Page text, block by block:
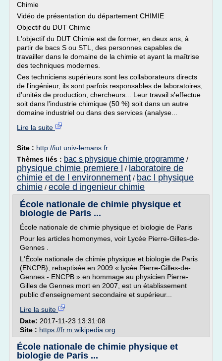
Chimie
Vidéo de présentation du département CHIMIE
Objectif du DUT Chimie
L'objectif du DUT Chimie est de former, en deux ans, à
partir de bacs S ou STL, des personnes capables de
travailler dans le domaine de la chimie et ayant la maîtrise
des techniques modernes.
Ces techniciens supérieurs sont les collaborateurs directs
de l'ingénieur, ils sont parfois responsables de laboratoires,
d'unités de production, chercheurs... Leur travail s'effectue
soit dans l'industrie chimique (50 %) soit dans un autre
domaine industriel ou dans des services (analyse...
Lire la suite
Site : http://iut.univ-lemans.fr
Thèmes liés : bac s physique chimie programme /
physique chimie premiere l / laboratoire de
chimie et de l environnement / bac l physique
chimie / ecole d ingenieur chimie
École nationale de chimie physique et
biologie de Paris ...
École nationale de chimie physique et biologie de Paris
Pour les articles homonymes, voir Lycée Pierre-Gilles-de-
Gennes .
L'École nationale de chimie physique et biologie de Paris
(ENCPB), rebaptisée en 2009 « lycée Pierre-Gilles-de-
Gennes - ENCPB » en hommage au physicien Pierre-
Gilles de Gennes mort en 2007, est un établissement
public d'enseignement secondaire et supérieur...
Lire la suite
Date: 2017-11-23 13:31:08
Site : https://fr.m.wikipedia.org
École nationale de chimie physique et
biologie de Paris ...